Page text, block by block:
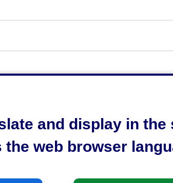
and display in the
the web browser
方